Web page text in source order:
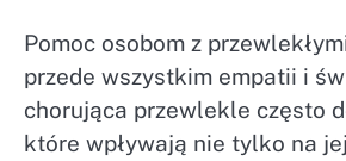
Pomoc osobom z
przede wszystkim empatii i
chorująca przewlekle często
które wpływają nie tylko na